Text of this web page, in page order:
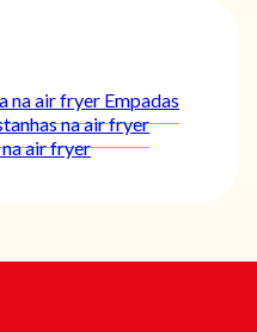
na air fryer Empadas
na air fryer
air fryer